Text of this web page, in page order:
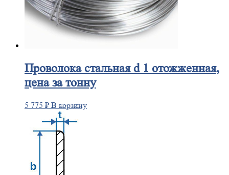
Проволокастальная d 1 отожженная,
цена за тонну
5 775 ₽ В корзину